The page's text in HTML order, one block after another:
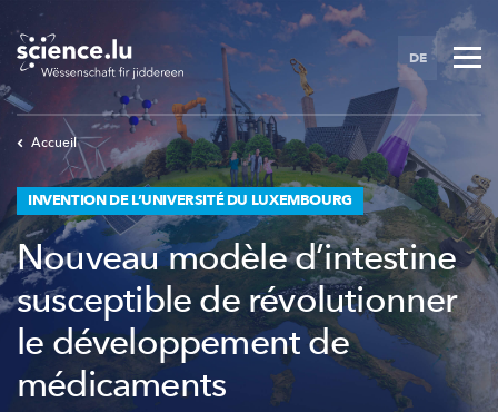
to
main
content
DE
Accueil
INVENTION DE L’UNIVERSITÉ DU LUXEMBOURG
Nouveau modèle d’intestine
susceptible de révolutionner
le développement de
médicaments